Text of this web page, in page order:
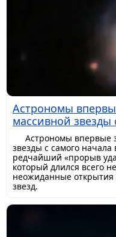
Астрономы
массивной звезды
Астрономы впервые
звезды с самого
редчайший «прорыв
который длился всего
неожиданные открытия
звезд.